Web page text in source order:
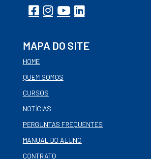
MAPA DO SITE
HOME
QUEM SOMOS
CURSOS
NOTÍCIAS
PERGUNTAS FREQUENTES
MANUAL DO ALUNO
CONTRATO